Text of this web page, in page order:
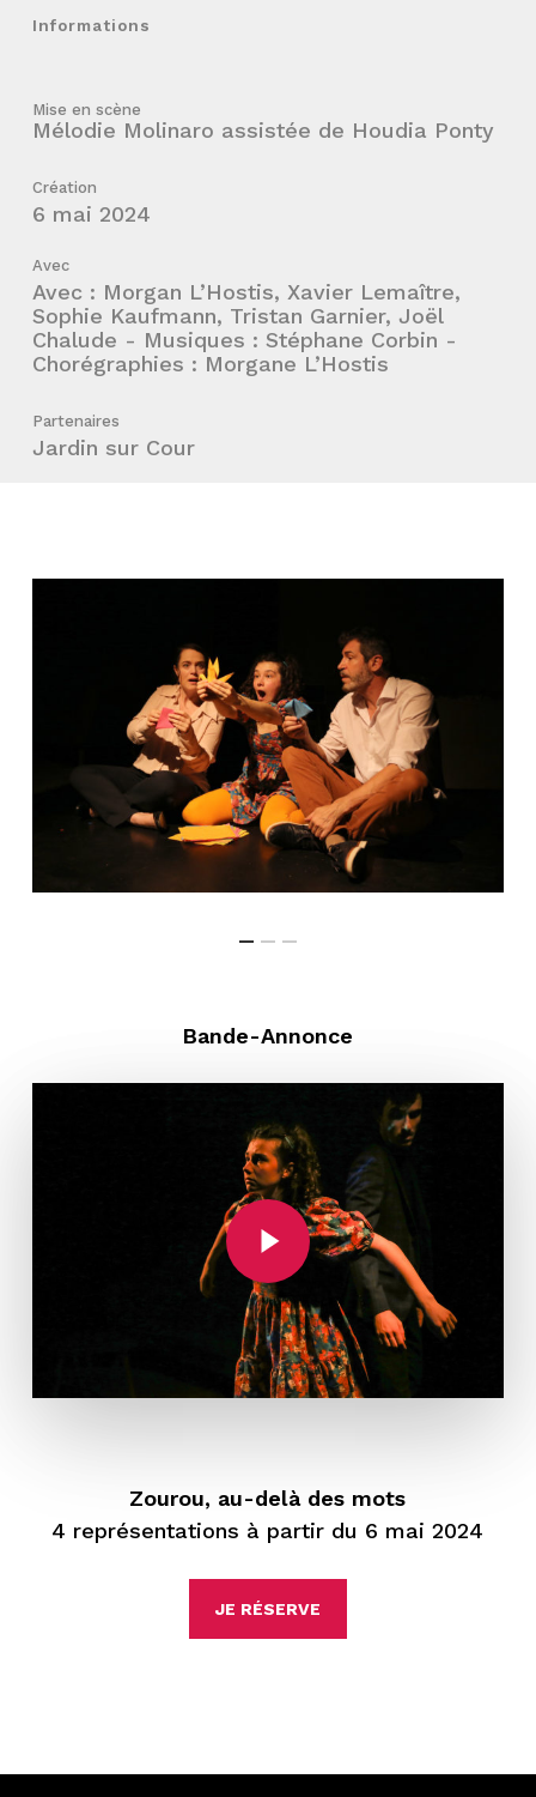
Informations
Mise en scène
Mélodie Molinaro assistée de Houdia Ponty
Création
6 mai 2024
Avec
Avec : Morgan L’Hostis, Xavier Lemaître,
Sophie Kaufmann, Tristan Garnier, Joël
Chalude - Musiques : Stéphane Corbin -
Chorégraphies : Morgane L’Hostis
Partenaires
Jardin sur Cour
Bande-Annonce
Play Video
Zourou, au-delà des mots
4 représentations à partir du 6 mai 2024
JE RÉSERVE